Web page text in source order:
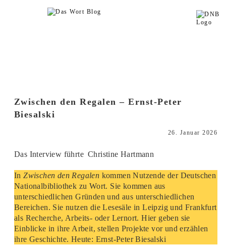
Zwischen den Regalen – Ernst-Peter
Biesalski
26. Januar 2026
Das Interview führte Christine Hartmann
InZwischen den Regalen kommen Nutzende der Deutschen
Nationalbibliothek zu Wort. Sie kommen aus
unterschiedlichen Gründen und aus unterschiedlichen
Bereichen. Sie nutzen die Lesesäle in Leipzig und Frankfurt
als Recherche, Arbeits- oder Lernort. Hier geben sie
Einblicke in ihre Arbeit, stellen Projekte vor und erzählen
ihre Geschichte. Heute: Ernst-Peter Biesalski